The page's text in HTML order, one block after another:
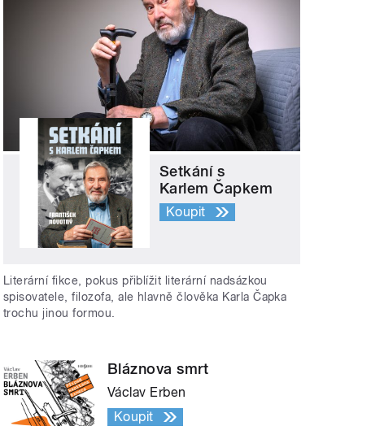
Setkání s
Karlem Čapkem
Koupit
Literární fikce, pokus přiblížit literární nadsázkou
spisovatele, filozofa, ale hlavně člověka Karla Čapka
trochu jinou formou.
Bláznova smrt
Václav Erben
Koupit